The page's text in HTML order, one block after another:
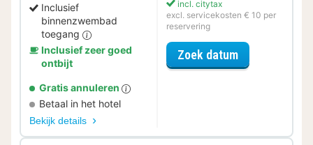
Inclusief
binnenzwembad
toegang
Inclusief zeer goed
ontbijt
Gratis annuleren
Betaal in het hotel
Bekijk details
incl. citytax
excl. servicekosten € 10 per
reservering
Zoek datumvoor Relax